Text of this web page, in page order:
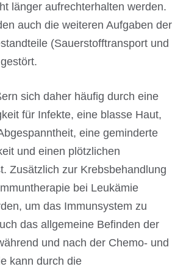
länger aufrechterhalten werden.
auch die weiteren Aufgaben der
(Sauerstofftransport und
sich daher häufig durch eine
für Infekte, eine blasse Haut,
eine geminderte
und einen plötzlichen
Zusätzlich zur Krebsbehandlung
bei Leukämie
um das Immunsystem zu
das allgemeine Befinden der
und nach der Chemo- und
kann durch die